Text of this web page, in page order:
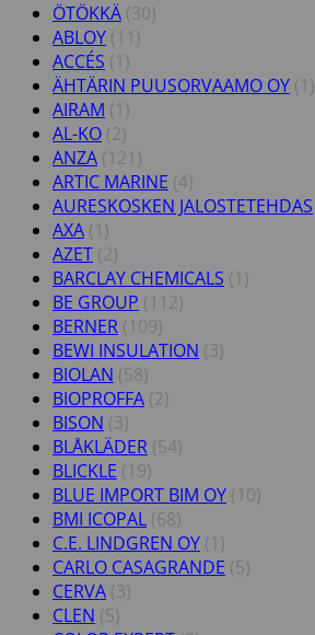
ÖTÖKKÄ (30)
ABLOY (11)
ACCÉS (1)
ÄHTÄRIN PUUSORVAAMO OY (1)
AIRAM (1)
AL-KO (2)
ANZA (121)
ARTIC MARINE (4)
AURESKOSKEN JALOSTETEHDAS
AXA (1)
AZET (2)
BARCLAY CHEMICALS (1)
BE GROUP (112)
BERNER (109)
BEWI INSULATION (3)
BIOLAN (58)
BIOPROFFA (2)
BISON (3)
BLÅKLÄDER (54)
BLICKLE (19)
BLUE IMPORT BIM OY (10)
BMI ICOPAL (68)
C.E. LINDGREN OY (1)
CARLO CASAGRANDE (5)
CERVA (3)
CLEN (5)